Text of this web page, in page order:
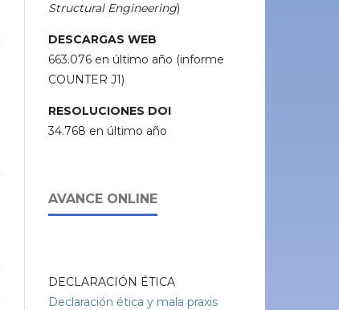
Structural Engineering)
DESCARGAS WEB
663.076 en último año (informe
COUNTER J1)
RESOLUCIONES DOI
34.768 en último año
AVANCE ONLINE
DECLARACIÓN ÉTICA
Declaración ética y mala praxis